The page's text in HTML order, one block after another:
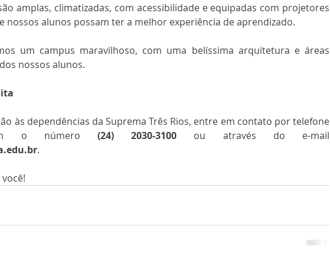
amplas, climatizadas, com acessibilidade e equipadas com projetores
nossos alunos possam ter a melhor experiência de aprendizado.
um campus maravilhoso, com uma belíssima arquitetura e áreas
nossos alunos.
às dependências da Suprema Três Rios, entre em contato por telefone
o número (24) 2030-3100
.